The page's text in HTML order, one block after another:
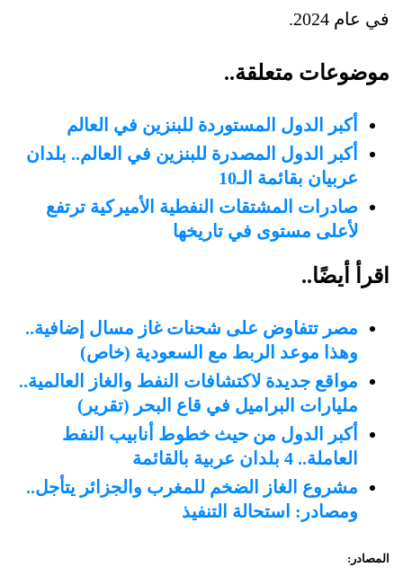
في عام 2024.
موضوعات متعلقة..
أكبر الدول المستوردة للبنزين في العالم
أكبر الدول المصدرة للبنزين في العالم.. بلدان
عربيان بقائمة الـ10
صادرات المشتقات النفطية الأميركية ترتفع
لأعلى مستوى في تاريخها
اقرأ أيضًا..
مصر تتفاوض على شحنات غاز مسال إضافية..
وهذا موعد الربط مع السعودية (خاص)
مواقع جديدة لاكتشافات النفط والغاز العالمية..
مليارات البراميل في قاع البحر (تقرير)
أكبر الدول من حيث خطوط أنابيب النفط
العاملة.. 4 بلدان عربية بالقائمة
مشروع الغاز الضخم للمغرب والجزائر يتأجل..
ومصادر: استحالة التنفيذ
المصادر: